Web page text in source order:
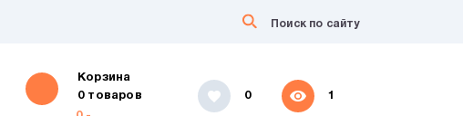
Корзина
0 товаров
0 1